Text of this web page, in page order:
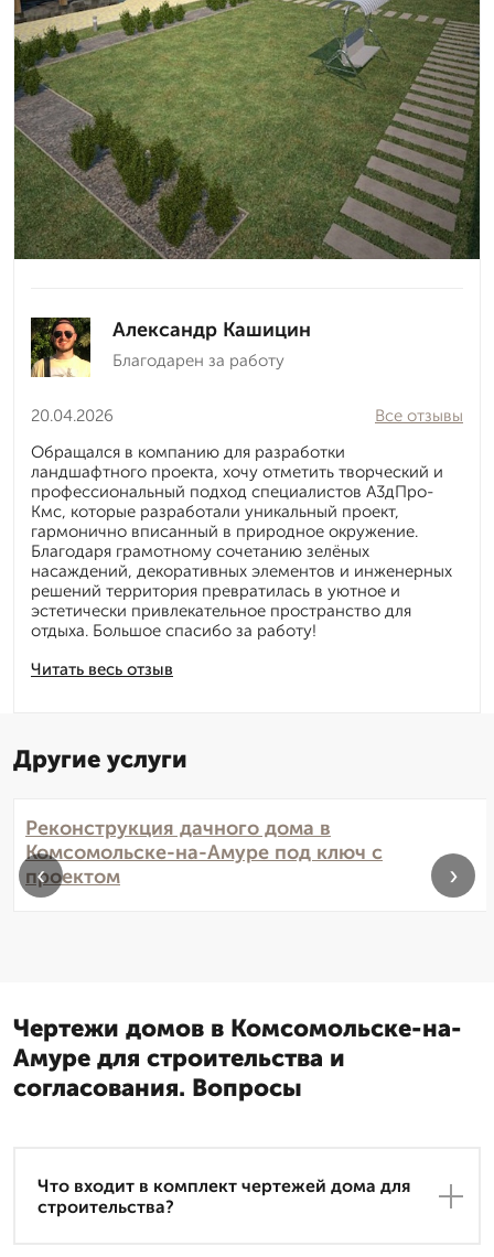
Александр Кашицин
Благодарен за работу
20.04.2026
Читать весь отзыв
Все отзывы
Обращался в компанию для разработки
ландшафтного проекта, хочу отметить творческий и
профессиональный подход специалистов А3дПро-
Кмс, которые разработали уникальный проект,
гармонично вписанный в природное окружение.
Благодаря грамотному сочетанию зелёных
насаждений, декоративных элементов и инженерных
решений территория превратилась в уютное и
эстетически привлекательное пространство для
отдыха. Большое спасибо за работу!
Другие услуги
Реконструкция дачного дома в
Комсомольске-на-Амуре под ключ с
проектом
‹ ›
Чертежи домов в Комсомольске-на-
Амуре для строительства и
согласования. Вопросы
Что входит в комплект чертежей дома для
строительства?